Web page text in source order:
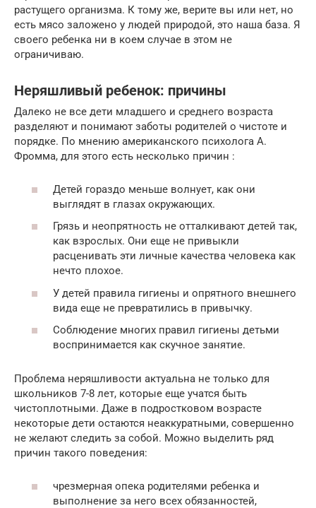
растущего организма. К тому же, верите вы или нет, но
есть мясо заложено у людей природой, это наша база. Я
своего ребенка ни в коем случае в этом не
ограничиваю.
Неряшливый ребенок: причины
Далеко не все дети младшего и среднего возраста
разделяют и понимают заботы родителей о чистоте и
порядке. По мнению американского психолога А.
Фромма, для этого есть несколько причин :
Детей гораздо меньше волнует, как они
выглядят в глазах окружающих.
Грязь и неопрятность не отталкивают детей так,
как взрослых. Они еще не привыкли
расценивать эти личные качества человека как
нечто плохое.
У детей правила гигиены и опрятного внешнего
вида еще не превратились в привычку.
Соблюдение многих правил гигиены детьми
воспринимается как скучное занятие.
Проблема неряшливости актуальна не только для
школьников 7-8 лет, которые еще учатся быть
чистоплотными. Даже в подростковом возрасте
некоторые дети остаются неаккуратными, совершенно
не желают следить за собой. Можно выделить ряд
причин такого поведения:
чрезмерная опека родителями ребенка и
выполнение за него всех обязанностей,